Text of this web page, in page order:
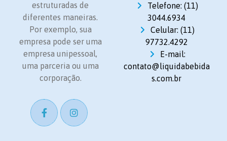
estruturadas de
diferentes maneiras.
Por exemplo, sua
empresa pode ser uma
empresa unipessoal,
uma parceria ou uma
corporação.
Telefone: (11)
3044.6934
Celular: (11)
97732.4292
E-mail:
contato@liquidabebida
s.com.br